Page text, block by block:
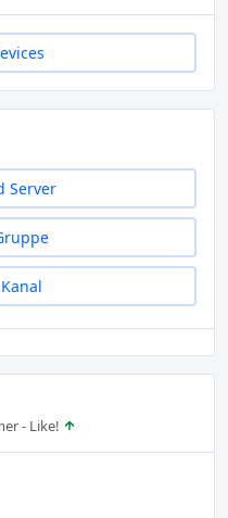
Server
- Like!